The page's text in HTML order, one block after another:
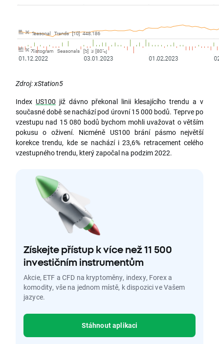
Zdroj: xStation5
Index US100 již dávno překonal linii klesajícího trendu a v
současné době se nachází pod úrovní 15 000 bodů. Teprve po
vzestupu nad 15 080 bodů bychom mohli uvažovat o větším
pokusu o oživení. Nicméně US100 brání pásmo největší
korekce trendu, kde se nachází i 23,6% retracement celého
vzestupného trendu, který započal na podzim 2022.
Získejte přístup k více než 11 500
investičním instrumentům
Akcie, ETF a CFD na kryptoměny, indexy, Forex a
komodity, vše na jednom místě, k dispozici ve Vašem
jazyce.
Stáhnout aplikaci